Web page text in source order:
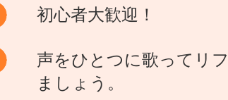
初心者大歓迎！
声をひとつに歌ってリ
ましょう。